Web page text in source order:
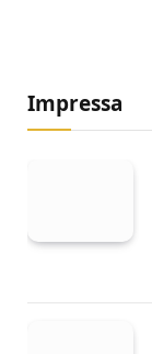
Impressa